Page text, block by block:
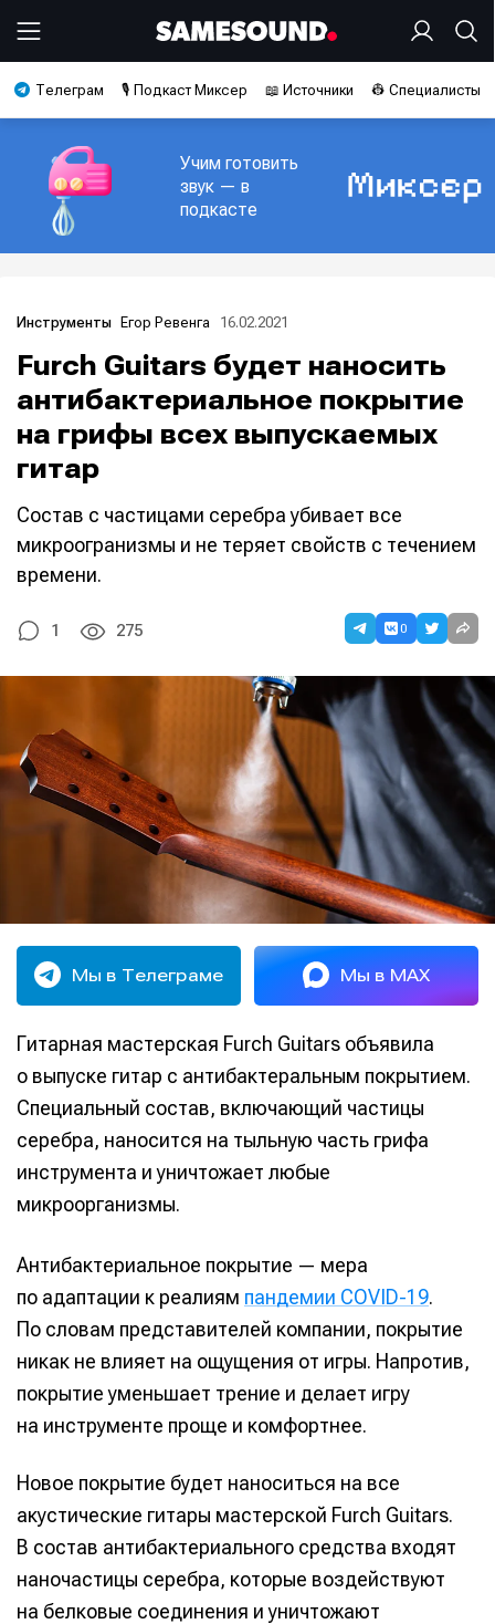
Телеграм 🎙️ Подкаст Миксер 📖 Источники 👷 Специалисты
Учим готовить
звук — в
подкасте
Инструменты Егор Ревенга 16.02.2021
Furch Guitars будет наносить
антибактериальное покрытие
на грифы всех выпускаемых
гитар
Состав с частицами серебра убивает все
микроогранизмы и не теряет свойств с течением
времени.
1 275 0
Мы в Телеграме Мы в MAX
Гитарная мастерская Furch Guitars объявила
о выпуске гитар с антибактеральным покрытием.
Специальный состав, включающий частицы
серебра, наносится на тыльную часть грифа
инструмента и уничтожает любые
микроорганизмы.
Антибактериальное покрытие — мера
по адаптации к реалиям пандемии COVID-19.
По словам представителей компании, покрытие
никак не влияет на ощущения от игры. Напротив,
покрытие уменьшает трение и делает игру
на инструменте проще и комфортнее.
Новое покрытие будет наноситься на все
акустические гитары мастерской Furch Guitars.
В состав антибактериального средства входят
наночастицы серебра, которые воздействуют
на белковые соединения и уничтожают